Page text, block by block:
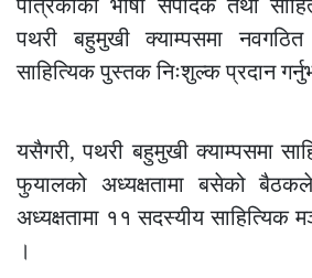
पत्रिकाकी भाषा संपादक तथा
पथरी बहुमुखी क्याम्पसमा नवगठित
साहित्यिक पुस्तक निःशुल्क प्रदान
यसैगरी, पथरी बहुमुखी क्याम्पसमा
फुयालको अध्यक्षतामा बसेको
अध्यक्षतामा ११ सदस्यीय साहित्यिक
।